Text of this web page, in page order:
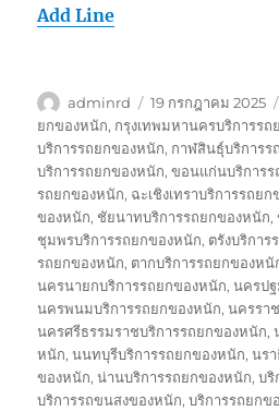
Add Line
ผู้
เขียน
adminrd
เขียน
เมื่อ
19 กรกฎาคม 2025
ยกของหนัก, กรุงเทพมหานครบริการร
บริการรถยกของหนัก, กาฬสินธุ์บริการร
บริการรถยกของหนัก,ขอนแก่นบริการ
รถยกของหนัก, ฉะเชิงเทราบริการรถย
ของหนัก, ชัยนาทบริการรถยกของหนัก,
ชุมพรบริการรถยกของหนัก, ตรังบริกา
รถยกของหนัก, ตากบริการรถยกของหนั
นครนายกบริการรถยกของหนัก,นครป
นครพนมบริการรถยกของหนัก,นครรา
นครศรีธรรมราชบริการรถยกของหนัก,
หนัก,นนทบุรีบริการรถยกของหนัก,นร
ของหนัก,น่านบริการรถยกของหนัก,บริ
บริการรถขนสงของหนัก,บริการรถยกข